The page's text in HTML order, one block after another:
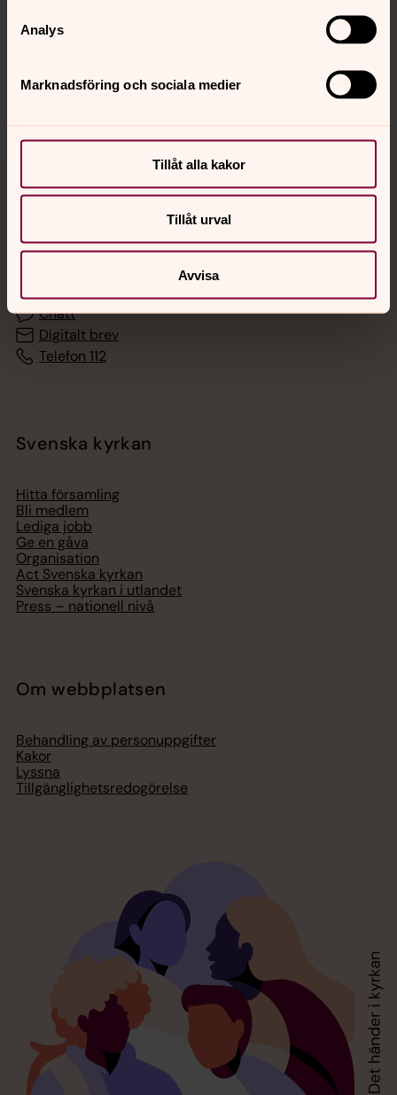
Analys
Marknadsföring och sociala medier
Tillåt alla kakor
Tillåt urval
Avvisa
Jourhavande präst
Akut samtals- och krisstöd. Prata eller chatta anonymt
Chatt
Digitalt brev
Telefon 112
Svenska kyrkan
Hitta församling
Bli medlem
Lediga jobb
Ge en gåva
Organisation
Act Svenska kyrkan
Svenska kyrkan i utlandet
Press – nationell nivå
Om webbplatsen
Behandling av personuppgifter
Kakor
Lyssna
Tillgänglighetsredogörelse